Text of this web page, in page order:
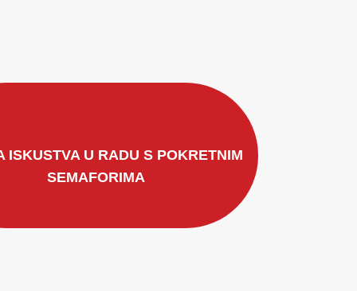
ISKUSTVA U RADU S POKRETNIM
SEMAFORIMA